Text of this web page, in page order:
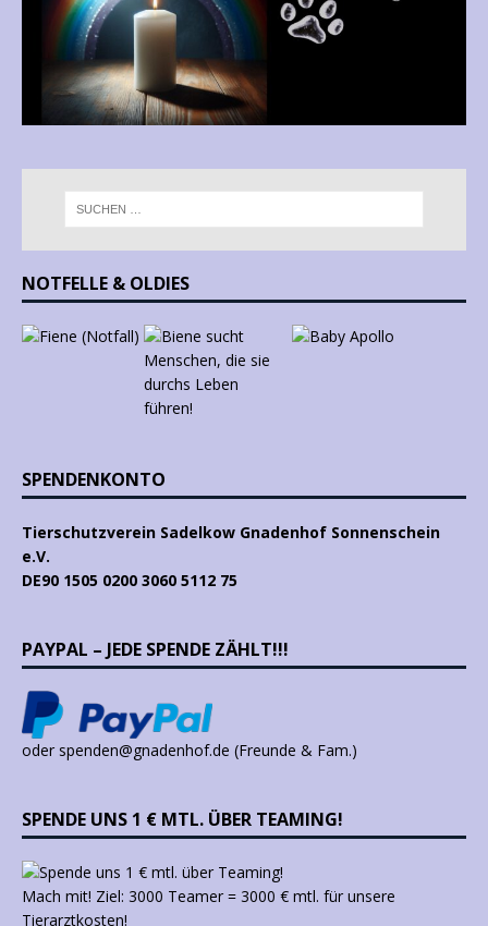
NOTFELLE & OLDIES
SPENDENKONTO
Tierschutzverein Sadelkow Gnadenhof Sonnenschein
e.V.
DE90 1505 0200 3060 5112 75
PAYPAL – JEDE SPENDE ZÄHLT!!!
oder spenden@gnadenhof.de (Freunde & Fam.)
SPENDE UNS 1 € MTL. ÜBER TEAMING!
Mach mit! Ziel: 3000 Teamer = 3000 € mtl. für unsere
Tierarztkosten!